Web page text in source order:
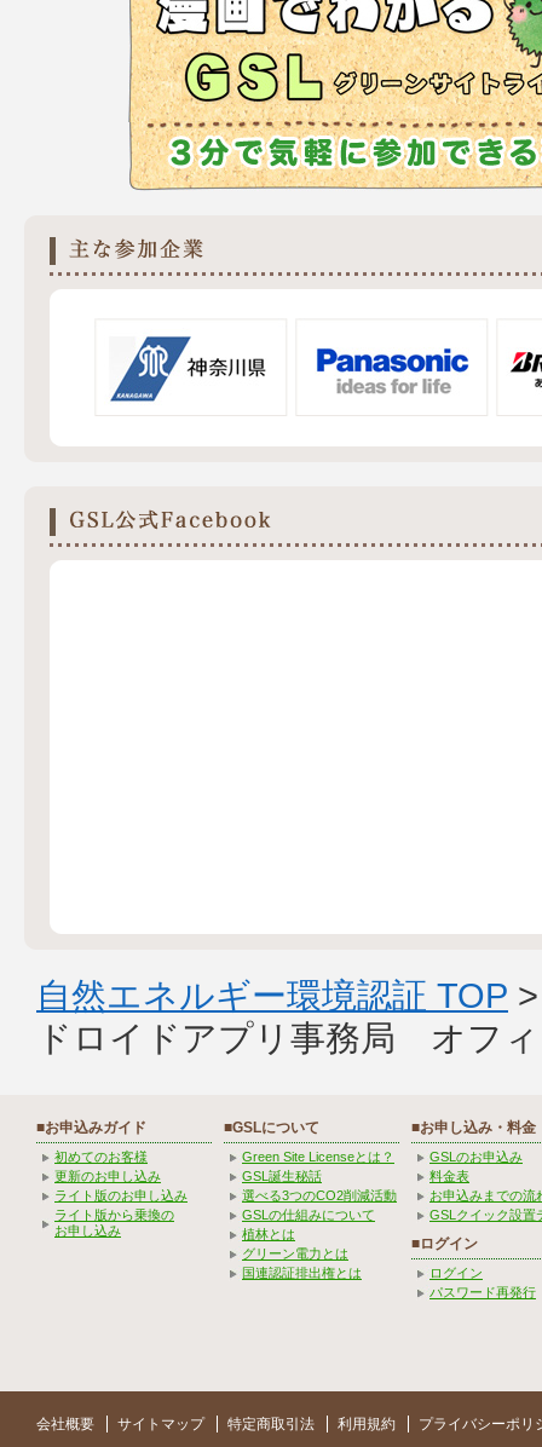
自然エネルギー環境認証 TOP
ドロイドアプリ事務局 オフ
■お申込みガイド
初めてのお客様
更新のお申し込み
ライト版のお申し込み
ライト版から乗換の
お申し込み
■GSLについて
Green Site Licenseとは？
GSL誕生秘話
選べる3つのCO2削減活動
GSLの仕組みについて
植林とは
グリーン電力とは
国連認証排出権とは
■お申し込み・料金
GSLのお申込み
料金表
お申込みまでの流
GSLクイック設置
■ログイン
ログイン
パスワード再発行
会社概要 サイトマップ 特定商取引法 利用規約 プライバシーポリ